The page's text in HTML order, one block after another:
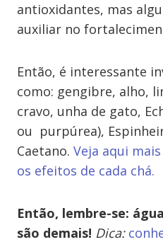
antioxidantes, mas
auxiliar no
Então, é interessante
como: gengibre, alho,
cravo, unha de gato,
ou purpúrea),
Caetano. Veja aqui
os efeitos de cada chá.
Então, lembre-se:
são demais! Dica: